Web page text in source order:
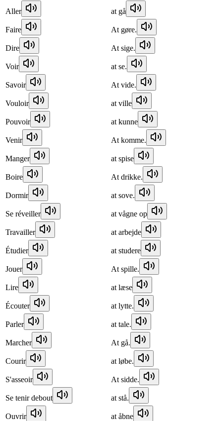
Aller at gå
Faire At gøre.
Dire At sige.
Voir at se.
Savoir At vide.
Vouloir at ville
Pouvoir at kunne
Venir At komme.
Manger at spise
Boire At drikke.
Dormir at sove.
Se réveiller at vågne op
Travailler at arbejde
Étudier at studere
Jouer At spille.
Lire at læse
Écouter at lytte.
Parler at tale.
Marcher At gå.
Courir at løbe.
S'asseoir At sidde.
Se tenir debout at stå.
Ouvrir at åbne